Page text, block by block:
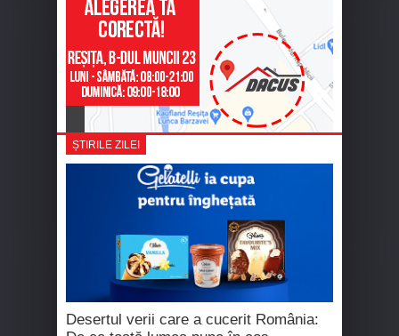
ȘTIRILE ZILEI
Desertul verii care a cucerit România: